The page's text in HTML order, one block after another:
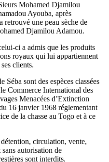
Mohamed Djamilou
Ayouba, après
une peau sèche de
Djamilou Adamou.
ci a admis que les produits
royaux qui lui appartiennent
clients​.
sont des espèces classées
Commerce International des
Menacées d’Extinction
16 janvier 1968 réglementant
de la chasse au Togo et à ce
circulation, vente,
autorisation de
sont interdits.